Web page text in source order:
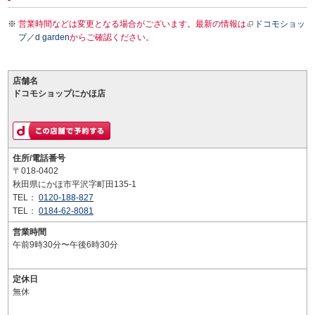
営業時間などは変更となる場合がございます。最新の情報は
ドコモショッ
プ／d gardenからご確認ください。
店舗名
ドコモショップにかほ店
住所/電話番号
〒018-0402
秋田県にかほ市平沢字町田135-1
TEL： 0120-188-827
TEL： 0184-62-8081
営業時間
午前9時30分〜午後6時30分
定休日
無休